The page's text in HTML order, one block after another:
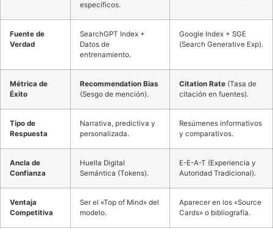
específicos.
Fuente de
Verdad
SearchGPT Index +
Datos de
entrenamiento.
Google Index + SGE
(Search Generative Exp).
Métrica de
Éxito
Recommendation Bias
(Sesgo de mención).
Citation Rate (Tasa de
citación en fuentes).
Tipo de
Respuesta
Narrativa, predictiva y
personalizada.
Resúmenes informativos
y comparativos.
Ancla de
Confianza
Huella Digital
Semántica (Tokens).
E-E-A-T (Experiencia y
Autoridad Tradicional).
Ventaja
Competitiva
Ser el «Top of Mind» del
modelo.
Aparecer en los «Source
Cards» o bibliografía.